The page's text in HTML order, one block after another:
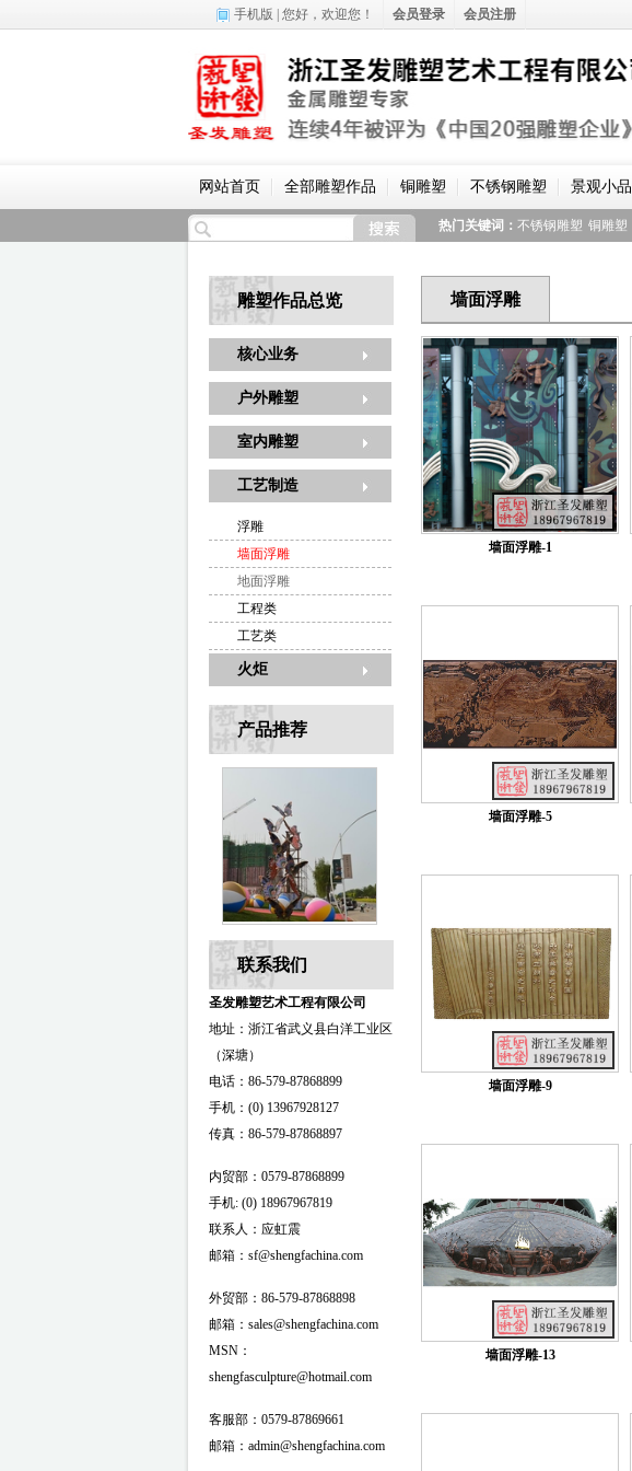
网站首页 全部雕塑作品 铜雕塑 不锈钢雕塑 景观小品
热门关键词： 不锈钢雕塑 铜雕塑
雕塑作品总览
核心业务
户外雕塑
室内雕塑
工艺制造
浮雕
墙面浮雕
地面浮雕
工程类
工艺类
火炬
产品推荐
联系我们
圣发雕塑艺术工程有限公司
地址：浙江省武义县白洋工业区
（深塘）
电话：86-579-87868899
手机：(0) 13967928127
传真：86-579-87868897
内贸部：0579-87868899
手机: (0) 18967967819
联系人：应虹震
邮箱：sf@shengfachina.com
外贸部：86-579-87868898
邮箱：sales@shengfachina.com
MSN：
shengfasculpture@hotmail.com
客服部：0579-87869661
邮箱：admin@shengfachina.com
墙面浮雕
墙面浮雕-1
墙面浮雕-5
墙面浮雕-9
墙面浮雕-13
手机版 | 您好， 欢迎您！ 会员登录 会员注册